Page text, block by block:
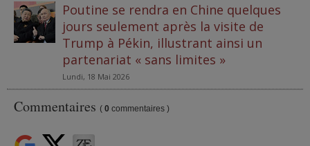
Poutine se rendra en Chine quelques
jours seulement après la visite de
Trump à Pékin, illustrant ainsi un
partenariat « sans limites »
Lundi, 18 Mai 2026
Commentaires ( 0 commentaires )